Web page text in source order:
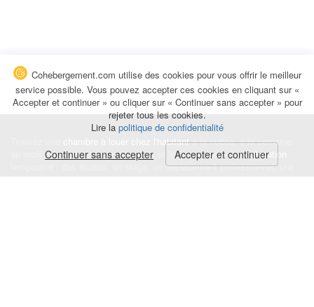
chambre à louer chez l'habitantà la nuitée, à la semaine,
au mois ou à l'année pour de courts et longs séjours, unecolocation
temporaire : des études, un stage, un déplacement professionnel, une
Cohebergement.com utilise des cookies pour vous offrir le meilleur
service possible. Vous pouvez accepter ces cookies en cliquant sur «
Accepter et continuer » ou cliquer sur « Continuer sans accepter » pour
rejeter tous les cookies.
Lire la politique de confidentialité
Continuer sans accepter Accepter et continuer